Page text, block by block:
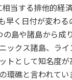
当する排他的経
早く日付が変わる
島や諸島から成
ックス諸島、ラ
トとして知名度
環礁と言われてい